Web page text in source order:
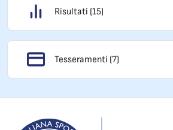
Risultati (15)
Tesseramenti (7)